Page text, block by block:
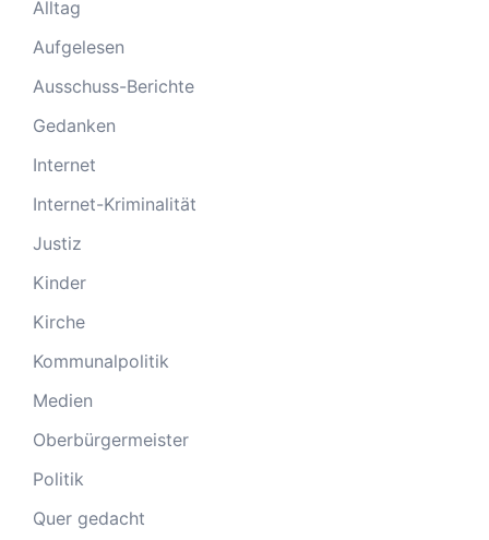
Alltag
Aufgelesen
Ausschuss-Berichte
Gedanken
Internet
Internet-Kriminalität
Justiz
Kinder
Kirche
Kommunalpolitik
Medien
Oberbürgermeister
Politik
Quer gedacht